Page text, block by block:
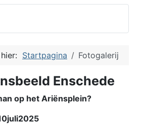
Startpagina Fotogalerij
Enschede
op het Ariënsplein?